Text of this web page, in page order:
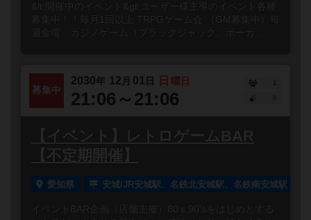
&lt;開催中のイベント&gt;ユーザー様主導のイベント各種
募集中！！毎月1回以上 TRPGゲーム会 （GM募集中）毎
週金曜 カジノゲーム（ブラックジャック、ポーカ...
募集中
2030年 12 月 01 日 日 曜日
21:06～21:06
1
【イベント】レトロゲームBAR
【不定期開催】
愛知県 安城/JR安城駅、名鉄北安城駅、名鉄南安城駅
イベントBAR企画（店舗主催）80's,90'sをはじめとする